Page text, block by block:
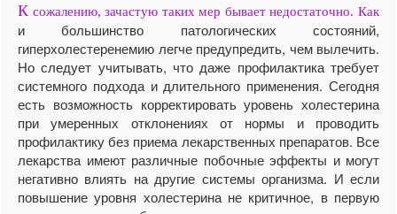
К сожалению, зачастую таких мер бывает недостаточно. Как
и большинство патологических состояний,
гиперхолестеренемию легче предупредить, чем вылечить.
Но следует учитывать, что даже профилактика требует
системного подхода и длительного применения. Сегодня
есть возможность корректировать уровень холестерина
при умеренных отклонениях от нормы и проводить
профилактику без приема лекарственных препаратов. Все
лекарства имеют различные побочные эффекты и могут
негативно влиять на другие системы организма. И если
повышение уровня холестерина не критичное, в первую